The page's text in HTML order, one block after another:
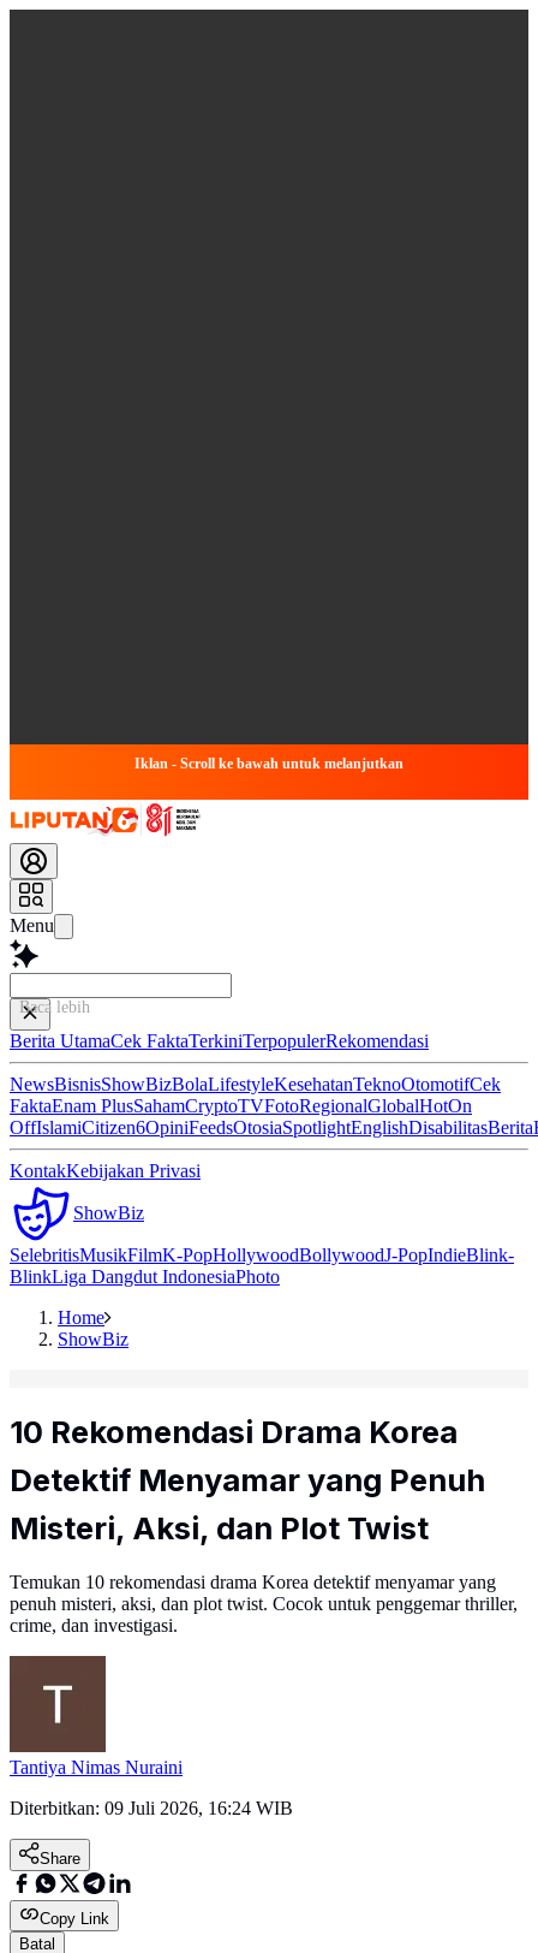
Iklan - Scroll ke bawah untuk melanjutkan
Menu
Baca lebih cepat...
Berita UtamaCek FaktaTerkiniTerpopulerRekomendasi
NewsBisnisShowBizBolaLifestyleKesehatanTeknoOtomotifCek
FaktaEnam PlusSahamCryptoTVFotoRegionalGlobalHotOn
OffIslamiCitizen6OpiniFeedsOtosiaSpotlightEnglishDisabilitasBerita
KontakKebijakan Privasi
ShowBiz
SelebritisMusikFilmK-PopHollywoodBollywoodJ-PopIndieBlink-
BlinkLiga Dangdut IndonesiaPhoto
Home
ShowBiz
10 Rekomendasi Drama Korea
Detektif Menyamar yang Penuh
Misteri, Aksi, dan Plot Twist
Temukan 10 rekomendasi drama Korea detektif menyamar yang
penuh misteri, aksi, dan plot twist. Cocok untuk penggemar thriller,
crime, dan investigasi.
Tantiya Nimas Nuraini
Diterbitkan: 09 Juli 2026, 16:24 WIB
Share
Copy Link
Batal